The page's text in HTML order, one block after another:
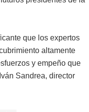
que los expertos
altamente
y empeño que
Sandrea, director